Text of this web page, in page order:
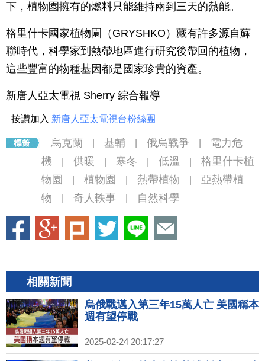
下，植物園擁有的燃料只能維持兩到三天的熱能。
格里什卡國家植物園（GRYSHKO）藏有許多源自蘇
聯時代，科學家到熱帶地區進行研究後帶回的植物，
這些豐富的物種基因都是國家珍貴的資產。
新唐人亞太電視 Sherry 綜合報導
按讚加入 新唐人亞太電視台粉絲團
烏克蘭 基輔 俄烏戰爭
電力危
機
供暖 寒冬 低溫
格里什卡植
物園
植物園 熱帶植物
亞熱帶植
物
奇人軼事 自然科學
相關新聞
烏俄戰邁入第三年15萬人亡 美國稱本
週有望停戰
2025-02-24 20:17:27